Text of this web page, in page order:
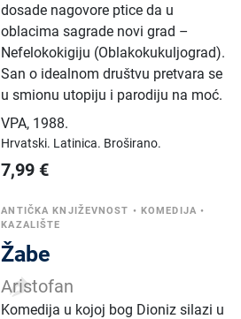
dosade nagovore ptice da u
oblacima sagrade novi grad –
Nefelokokigiju (Oblakokukuljograd).
San o idealnom društvu pretvara se
u smionu utopiju i parodiju na moć.
VPA, 1988.
Hrvatski. Latinica. Broširano.
7,99 €
ANTIČKA KNJIŽEVNOST • KOMEDIJA •
KAZALIŠTE
Žabe
Aristofan
Komedija u kojoj bog Dioniz silazi u